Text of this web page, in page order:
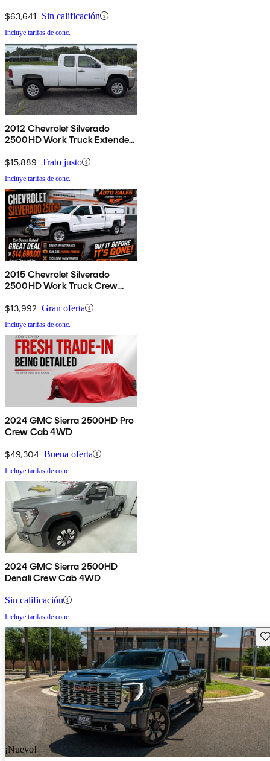
$63,641 Sin calificación
Incluye tarifas de conc.
2012 Chevrolet Silverado
2500HD Work Truck Extended
$15,889 Trato justo
Incluye tarifas de conc.
2015 Chevrolet Silverado
2500HD Work Truck Crew
$13,992 Gran oferta
Incluye tarifas de conc.
2024 GMC Sierra 2500HD Pro
Crew Cab 4WD
$49,304 Buena oferta
Incluye tarifas de conc.
2024 GMC Sierra 2500HD
Denali Crew Cab 4WD
Sin calificación
Incluye tarifas de conc.
¡Nuevo!